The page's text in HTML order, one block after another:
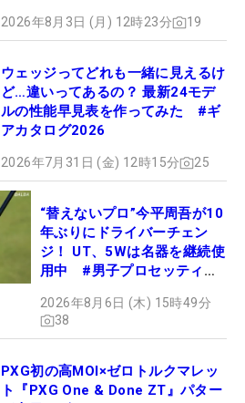
2026年8月3日 (月) 12時23分 19
ウェッジってどれも一緒に見えるけ
ど…違いってあるの？ 最新24モデ
ルの性能早見表を作ってみた #ギ
アカタログ2026
2026年7月31日 (金) 12時15分 25
“替えないプロ”今平周吾が10
年ぶりにドライバーチェン
ジ！ UT、5Wは名器を継続使
用中 #男子プロセッティン
2026年8月6日 (木) 15時49分
38
PXG初の高MOI×ゼロトルクマレッ
ト『PXG One & Done ZT』パター